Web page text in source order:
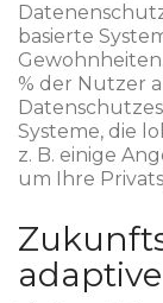
basierte
% der Nutzer
Systeme, die
z. B. einige
um Ihre